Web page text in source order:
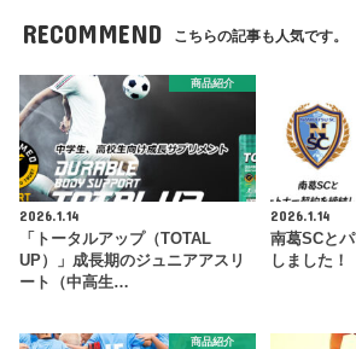
RECOMMEND こちらの記事も人気です。
商品紹介
2026.1.14
「トータルアップ（TOTAL
UP）」成長期のジュニアアスリ
ート（中高生…
2026.1.14
南葛SCと
しました！
商品紹介